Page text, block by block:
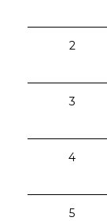
2
3
4
5